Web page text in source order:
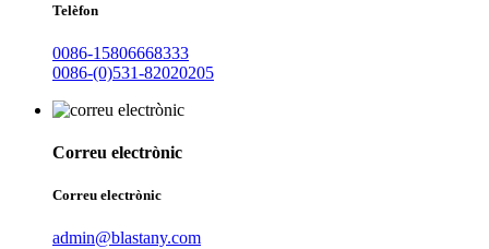
Telèfon
0086-15806668333
0086-(0)531-82020205
Correu electrònic
Correu electrònic
admin@blastany.com